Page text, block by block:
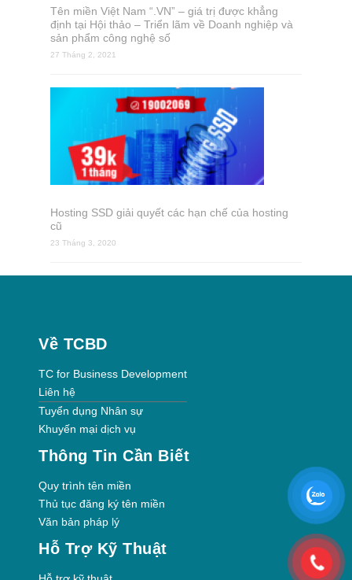
Tên miền Việt Nam “.VN” – giá trị được khẳng
định tại Hội thảo – Triển lãm về Doanh nghiệp và
sản phẩm công nghệ số
27 Tháng 2, 2021
Hosting SSD giải quyết các hạn chế của hosting
cũ
23 Tháng 3, 2020
Về TCBD
TC for Business Development
Liên hệ
Tuyển dụng Nhân sự
Khuyến mại dịch vụ
Thông Tin Cần Biết
Quy trình tên miền
Thủ tục đăng ký tên miền
Văn bản pháp lý
Hỗ Trợ Kỹ Thuật